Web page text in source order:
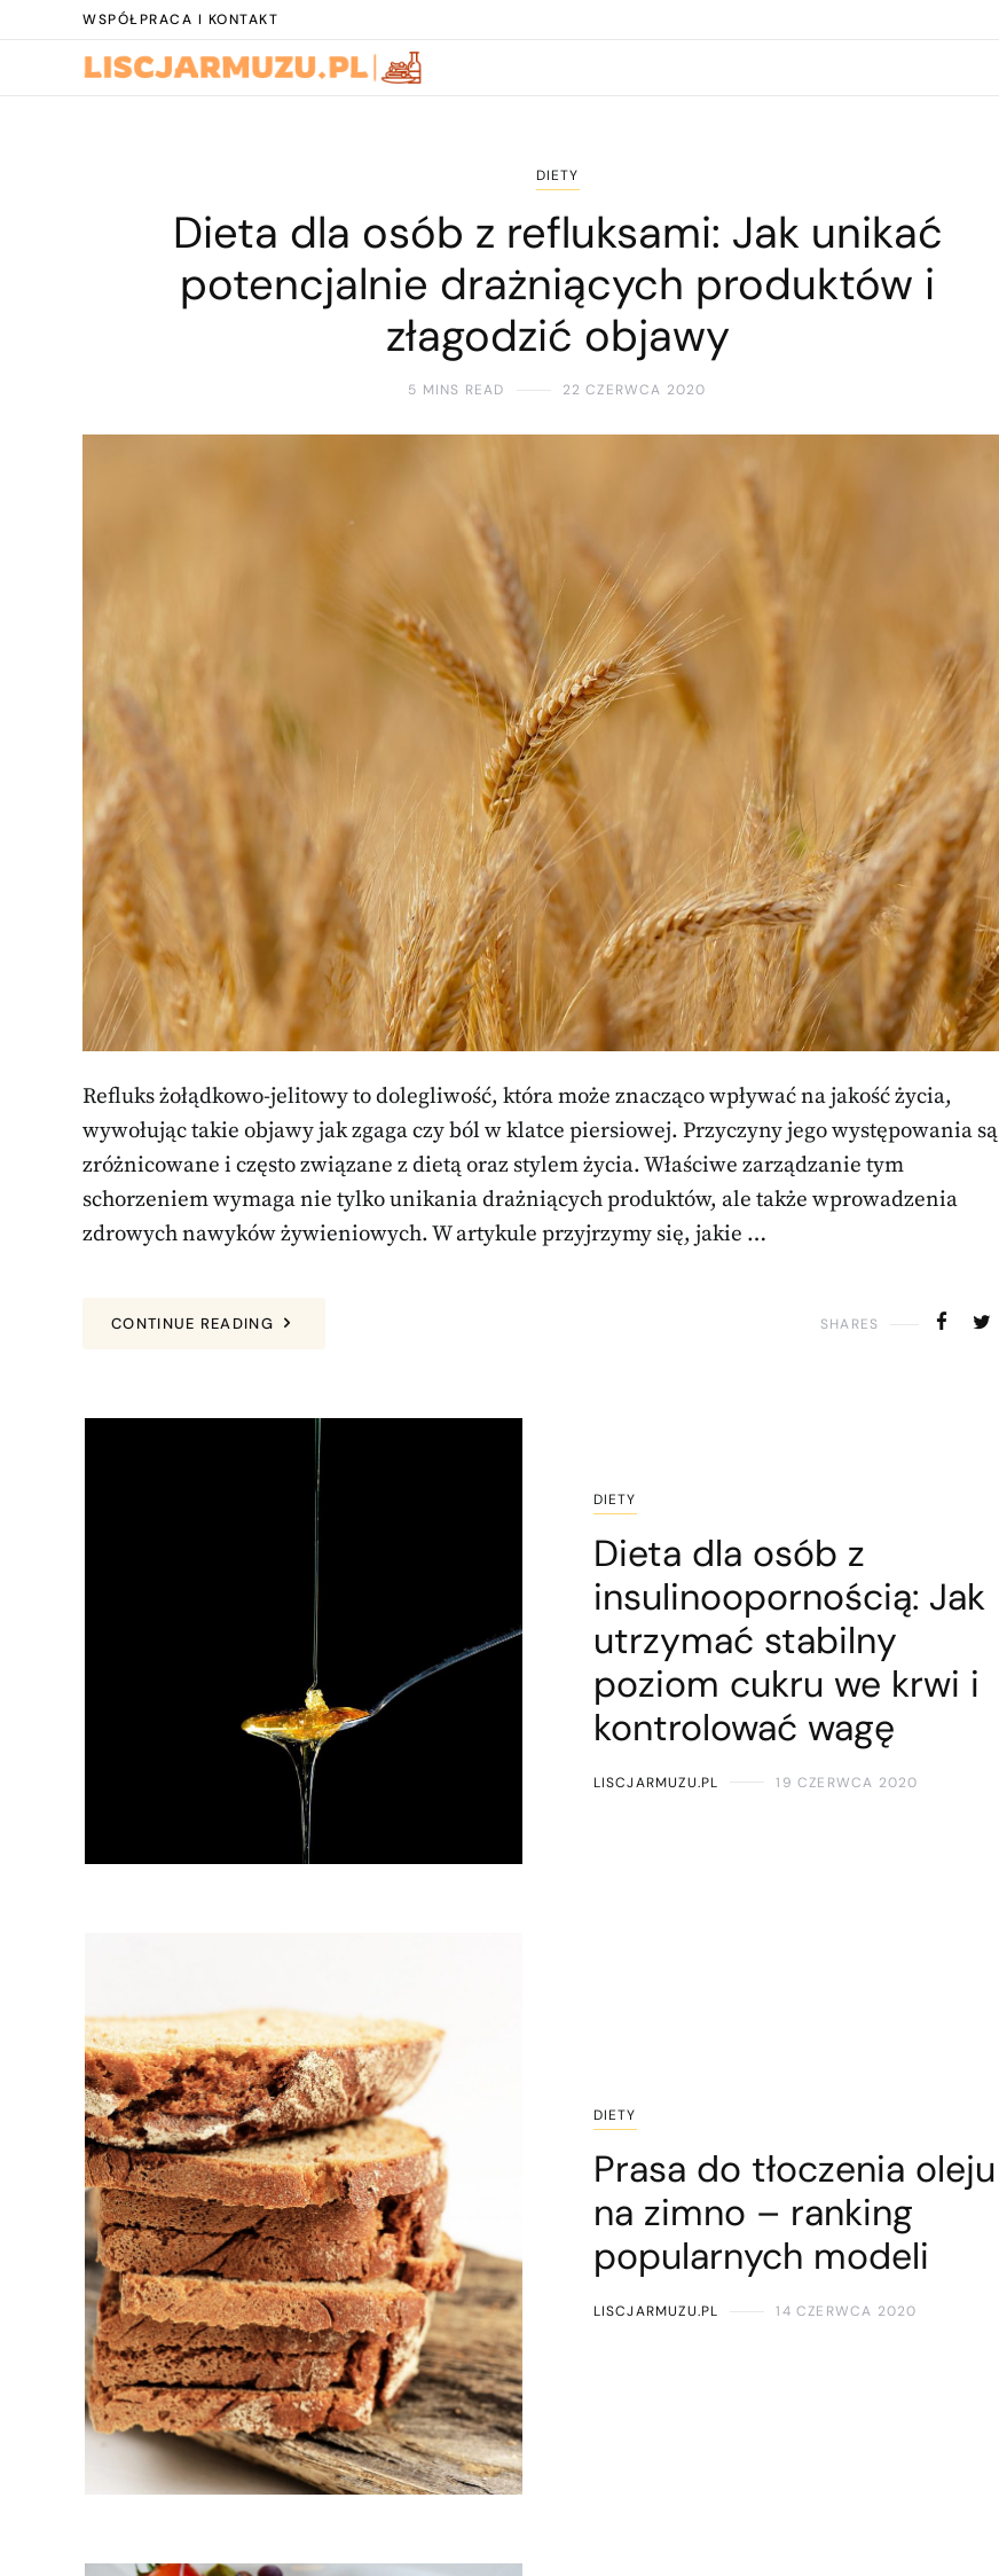
WSPÓŁPRACA I KONTAKT
DIETY
Dieta dla osób z refluksami: Jak unikać
potencjalnie drażniących produktów i
złagodzić objawy
5 MINS READ 22 CZERWCA 2020
Refluks żołądkowo-jelitowy to dolegliwość, która może znacząco wpływać na jakość życia,
wywołując takie objawy jak zgaga czy ból w klatce piersiowej. Przyczyny jego występowania są
zróżnicowane i często związane z dietą oraz stylem życia. Właściwe zarządzanie tym
schorzeniem wymaga nie tylko unikania drażniących produktów, ale także wprowadzenia
zdrowych nawyków żywieniowych. W artykule przyjrzymy się, jakie …
CONTINUE READING SHARES
DIETY
Dieta dla osób z
insulinoopornością: Jak
utrzymać stabilny
poziom cukru we krwi i
kontrolować wagę
LISCJARMUZU.PL 19 CZERWCA 2020
DIETY
Prasa do tłoczenia oleju
na zimno – ranking
popularnych modeli
LISCJARMUZU.PL 14 CZERWCA 2020